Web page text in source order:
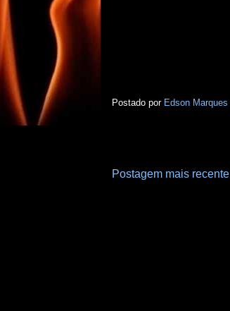
Postado por Edson Marques
Postagem mais recente